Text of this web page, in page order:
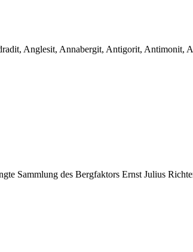
Anglesit, Annabergit, Antigorit,
Sammlung des Bergfaktors Ernst Julius